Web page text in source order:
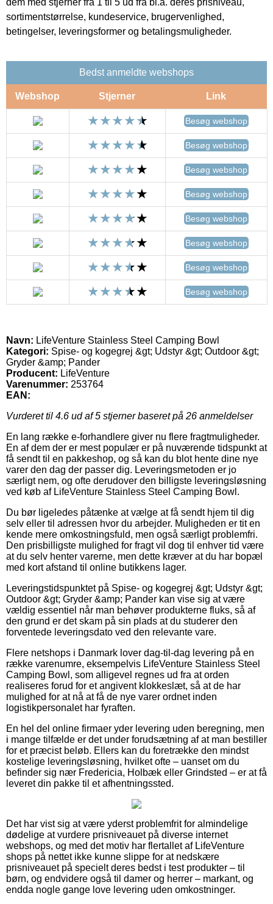
sortimentstørrelse, kundeservice, brugervenlighed,
betingelser, leveringsformer og betalingsmuligheder.
Bedst anmeldte webshops
Webshop Stjerner Link
Besøg webshop
Besøg webshop
Besøg webshop
Besøg webshop
Besøg webshop
Besøg webshop
Besøg webshop
Besøg webshop
Navn: LifeVenture Stainless Steel Camping Bowl
Kategori: Spise- og kogegrej &gt; Udstyr &gt; Outdoor &gt;
Gryder &amp; Pander
Producent: LifeVenture
Varenummer: 253764
EAN:
Vurderet til 4.6 ud af 5 stjerner baseret på 26 anmeldelser
En lang række e-forhandlere giver nu flere fragtmuligheder.
En af dem der er mest populær er på nuværende tidspunkt at
få sendt til en pakkeshop, og så kan du blot hente dine nye
varer den dag der passer dig. Leveringsmetoden er jo
særligt nem, og ofte derudover den billigste leveringsløsning
ved køb af LifeVenture Stainless Steel Camping Bowl.
Du bør ligeledes påtænke at vælge at få sendt hjem til dig
selv eller til adressen hvor du arbejder. Muligheden er tit en
kende mere omkostningsfuld, men også særligt problemfri.
Den prisbilligste mulighed for fragt vil dog til enhver tid være
at du selv henter varerne, men dette kræver at du har bopæl
med kort afstand til online butikkens lager.
Leveringstidspunktet på Spise- og kogegrej &gt; Udstyr &gt;
Outdoor &gt; Gryder &amp; Pander kan vise sig at være
vældig essentiel når man behøver produkterne fluks, så af
den grund er det skam på sin plads at du studerer den
forventede leveringsdato ved den relevante vare.
Flere netshops i Danmark lover dag-til-dag levering på en
række varenumre, eksempelvis LifeVenture Stainless Steel
Camping Bowl, som alligevel regnes ud fra at orden
realiseres forud for et angivent klokkeslæt, så at de har
mulighed for at nå at få de nye varer ordnet inden
logistikpersonalet har fyraften.
En hel del online firmaer yder levering uden beregning, men
i mange tilfælde er det under forudsætning af at man bestiller
for et præcist beløb. Ellers kan du foretrække den mindst
kostelige leveringsløsning, hvilket ofte – uanset om du
befinder sig nær Fredericia, Holbæk eller Grindsted – er at få
leveret din pakke til et afhentningssted.
Det har vist sig at være yderst problemfrit for almindelige
dødelige at vurdere prisniveauet på diverse internet
webshops, og med det motiv har flertallet af LifeVenture
shops på nettet ikke kunne slippe for at nedskære
prisniveauet på specielt deres bedst i test produkter – til
børn, og endvidere også til damer og herrer – markant, og
endda nogle gange love levering uden omkostninger.